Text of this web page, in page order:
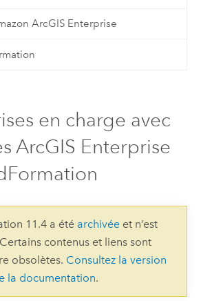
ArcGIS Enterprise
en charge avec
ArcGIS Enterprise
11.4 a été archivéeet n’est
contenus et liens sont
obsolètes. Consultez la version
la documentation.